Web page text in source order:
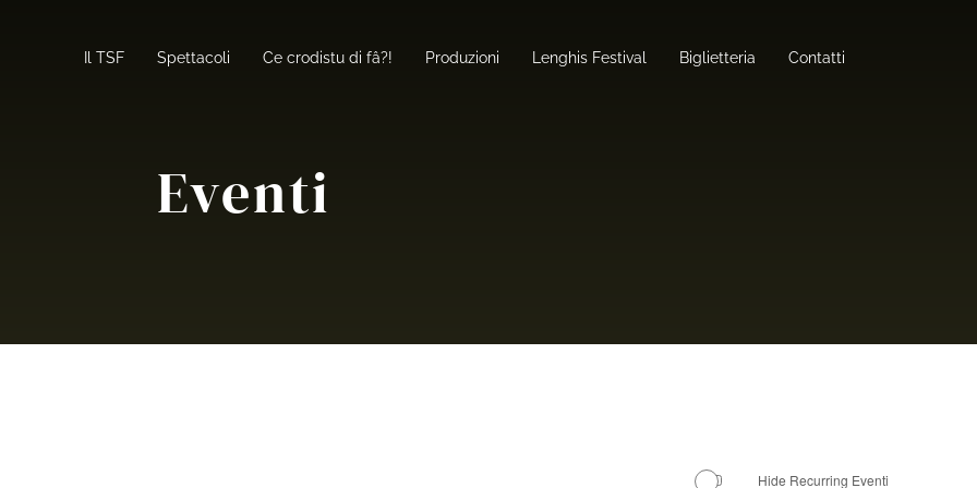
Il TSF Spettacoli Ce crodistu di fâ?! Produzioni Lenghis Festival Biglietteria Contatti
Eventi
Hide Recurring Eventi